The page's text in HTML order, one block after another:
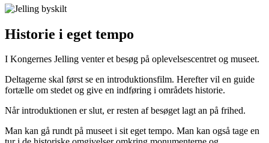
Historie i eget tempo
I Kongernes Jelling venter et besøg på oplevelsescentret og museet.
Deltagerne skal først se en introduktionsfilm. Herefter vil en guide
fortælle om stedet og give en indføring i områdets historie.
Når introduktionen er slut, er resten af besøget lagt an på frihed.
Man kan gå rundt på museet i sit eget tempo. Man kan også tage en